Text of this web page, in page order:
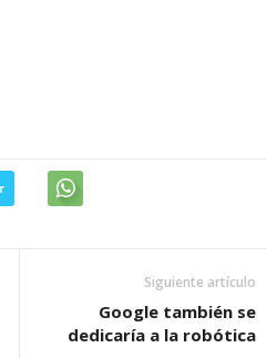
Siguiente artículo
Google también se
dedicaría a la robótica